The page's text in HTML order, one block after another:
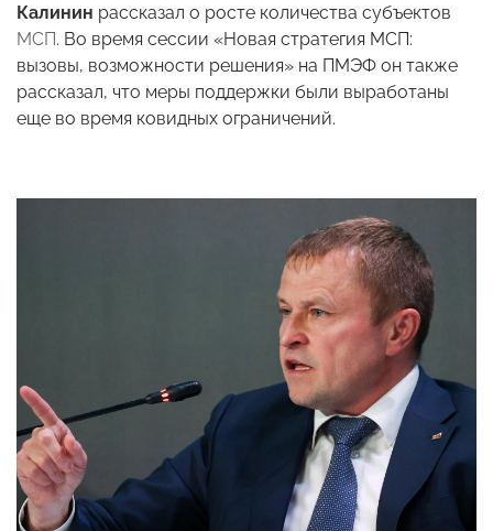
Калинин рассказал о росте количества субъектов
МСП. Во время сессии «Новая стратегия МСП:
вызовы, возможности решения» на ПМЭФ он также
рассказал, что меры поддержки были выработаны
еще во время ковидных ограничений.